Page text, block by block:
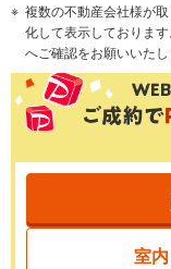
複数の不動産会社様が
化して表示しておりま
へご確認をお願いいたし
室